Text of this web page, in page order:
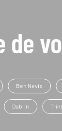
de
Ben Nevis
Dublin